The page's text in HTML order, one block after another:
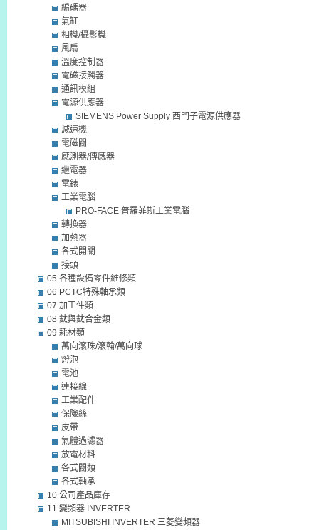
編碼器
氣缸
相機/攝影機
風扇
溫度控制器
電磁接觸器
通訊模組
電源供應器
SIEMENS Power Supply 西門子電源供應器
減速機
電磁閥
感測器/傳感器
繼電器
電錶
工業電腦
PRO-FACE 普羅菲斯工業電腦
轉換器
加熱器
各式開關
接頭
05 各種設備零件維修類
06 PCTC特殊軸承類
07 加工件類
08 鈦與鈦合金類
09 耗材類
萬向滾珠/滾輪/萬向球
燈泡
電池
連接線
工業配件
保險絲
皮帶
氣體過濾器
放電材料
各式閥類
各式軸承
10 公司產品庫存
11 變頻器 INVERTER
MITSUBISHI INVERTER 三菱變頻器